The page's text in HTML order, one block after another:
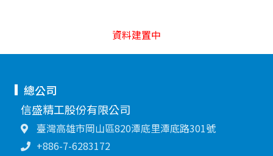
資料建置中
總公司
信盛精工股份有限公司
臺灣高雄市岡山區820潭底里潭底路301號
+886-7-6283172